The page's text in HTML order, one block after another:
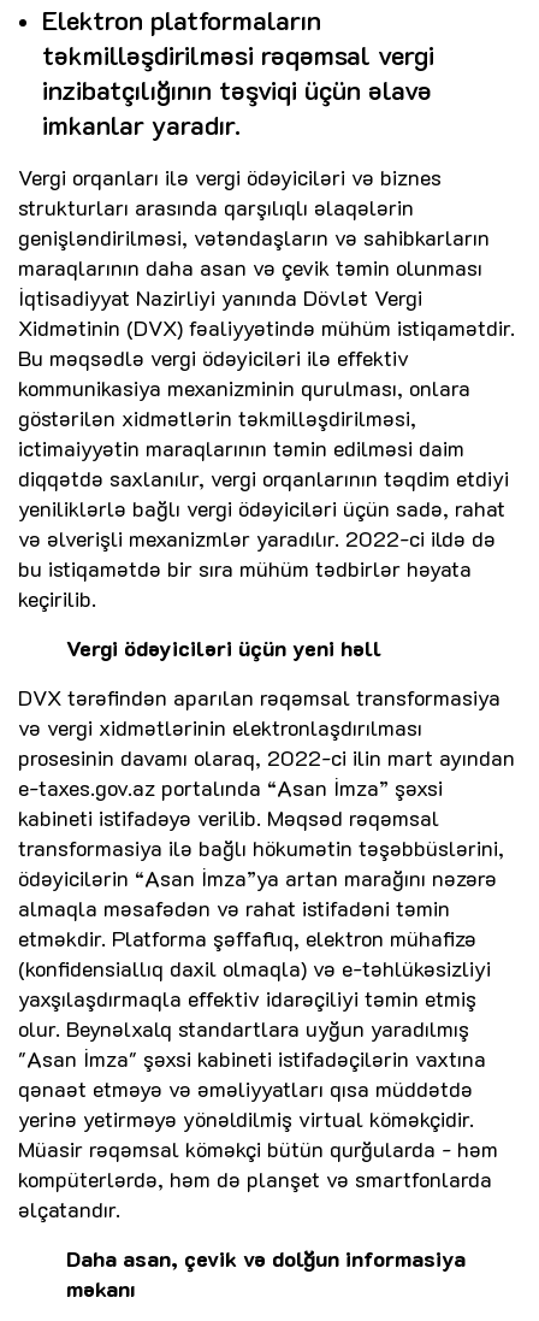
Elektron platformaların
təkmilləşdirilməsi rəqəmsal vergi
inzibatçılığının təşviqi üçün əlavə
imkanlar yaradır.
Vergi orqanları ilə vergi ödəyiciləri və biznes
strukturları arasında qarşılıqlı əlaqələrin
genişləndirilməsi, vətəndaşların və sahibkarların
maraqlarının daha asan və çevik təmin olunması
İqtisadiyyat Nazirliyi yanında Dövlət Vergi
Xidmətinin (DVX) fəaliyyətində mühüm istiqamətdir.
Bu məqsədlə vergi ödəyiciləri ilə effektiv
kommunikasiya mexanizminin qurulması, onlara
göstərilən xidmətlərin təkmilləşdirilməsi,
ictimaiyyətin maraqlarının təmin edilməsi daim
diqqətdə saxlanılır, vergi orqanlarının təqdim etdiyi
yeniliklərlə bağlı vergi ödəyiciləri üçün sadə, rahat
və əlverişli mexanizmlər yaradılır. 2022-ci ildə də
bu istiqamətdə bir sıra mühüm tədbirlər həyata
keçirilib.
Vergi ödəyiciləri üçün yeni həll
DVX tərəfindən aparılan rəqəmsal transformasiya
və vergi xidmətlərinin elektronlaşdırılması
prosesinin davamı olaraq, 2022-ci ilin mart ayından
e-taxes.gov.az portalında “Asan İmza” şəxsi
kabineti istifadəyə verilib. Məqsəd rəqəmsal
transformasiya ilə bağlı hökumətin təşəbbüslərini,
ödəyicilərin “Asan İmza”ya artan marağını nəzərə
almaqla məsafədən və rahat istifadəni təmin
etməkdir. Platforma şəffaflıq, elektron mühafizə
(konfidensiallıq daxil olmaqla) və e-təhlükəsizliyi
yaxşılaşdırmaqla effektiv idarəçiliyi təmin etmiş
olur. Beynəlxalq standartlara uyğun yaradılmış
"Asan İmza" şəxsi kabineti istifadəçilərin vaxtına
qənaət etməyə və əməliyyatları qısa müddətdə
yerinə yetirməyə yönəldilmiş virtual köməkçidir.
Müasir rəqəmsal köməkçi bütün qurğularda - həm
kompüterlərdə, həm də planşet və smartfonlarda
əlçatandır.
Daha asan, çevik və dolğun informasiya
məkanı